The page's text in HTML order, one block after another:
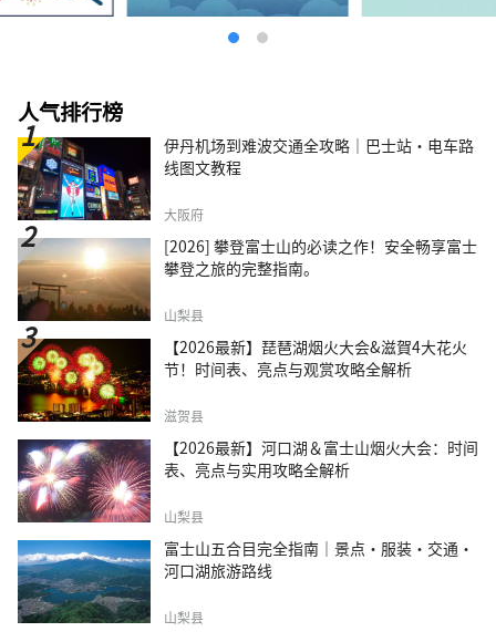
人气排行榜
伊丹机场到难波交通全攻略｜巴士站・电车路
线图文教程
大阪府
[2026] 攀登富士山的必读之作！安全畅享富士
攀登之旅的完整指南。
山梨县
【2026最新】琵琶湖烟火大会&滋賀4大花火
节！时间表、亮点与观赏攻略全解析
滋贺县
【2026最新】河口湖＆富士山烟火大会：时间
表、亮点与实用攻略全解析
山梨县
富士山五合目完全指南｜景点·服装·交通·
河口湖旅游路线
山梨县